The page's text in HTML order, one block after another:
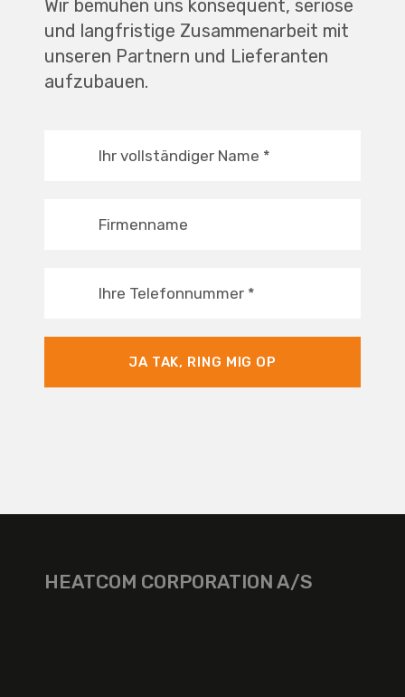
Wir bemühen uns konsequent, seriöse
und langfristige Zusammenarbeit mit
unseren Partnern und Lieferanten
aufzubauen.
Ihr vollständiger Name *
Firmenname
Ihre Telefonnummer *
JA TAK, RING MIG OP
HEATCOM CORPORATION A/S